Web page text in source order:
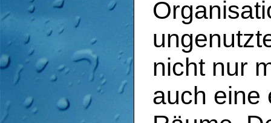
nicht nur
auch eine